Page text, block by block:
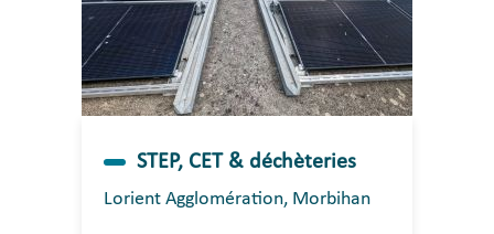
STEP, CET & déchèteries
Lorient Agglomération, Morbihan